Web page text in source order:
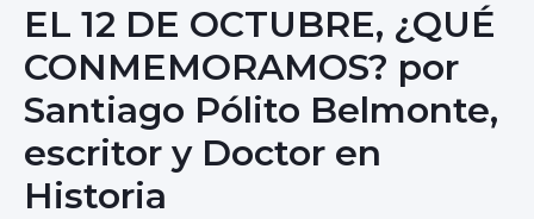
EL 12 DE OCTUBRE, ¿QUÉ
CONMEMORAMOS? por
Santiago Pólito Belmonte,
escritor y Doctor en
Historia